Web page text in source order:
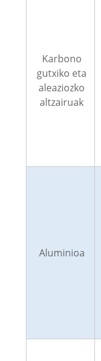
Karbono
gutxiko eta
aleaziozko
altzairuak
Aluminioa